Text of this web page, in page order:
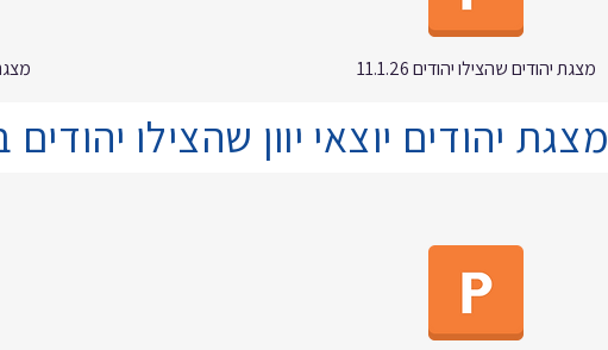
מצגת מצגת יהודים שהצילו יהודים 11.1.26
מצגת יהודים יוצאי יוון שהצילו